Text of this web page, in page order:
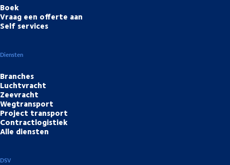
Boek
Vraag een offerte aan
Self services
Diensten
Branches
Luchtvracht
Zeevracht
Wegtransport
Project transport
Contractlogistiek
Alle diensten
DSV